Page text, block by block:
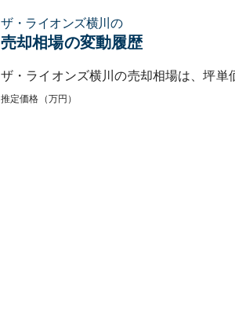
ザ・ライオンズ横川 の
売却相場の変動履歴
ザ・ライオンズ横川の売却相場は、坪単
推定価格（万円）